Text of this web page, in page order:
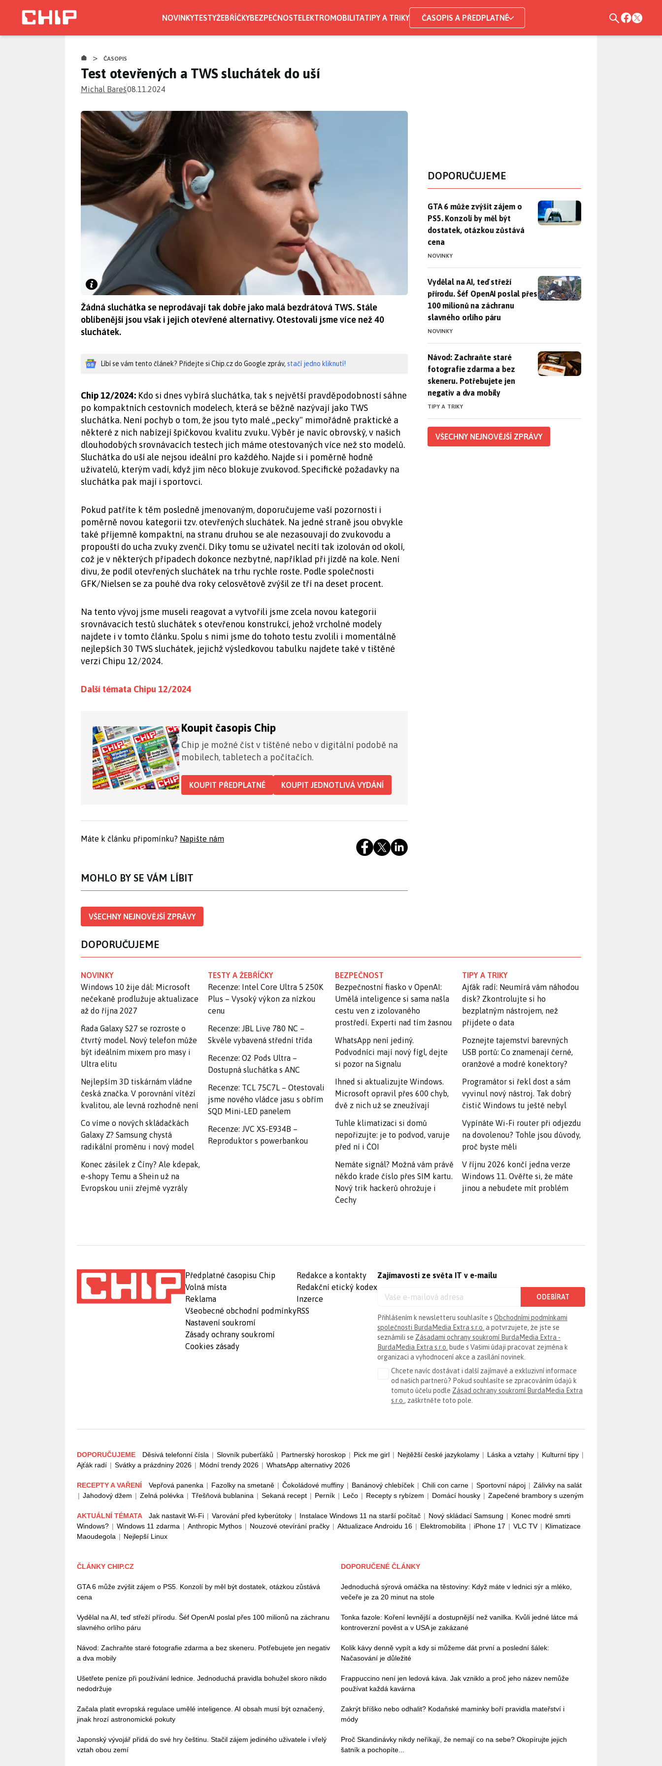
NOVINKYTESTYŽEBŘÍČKYBEZPEČNOSTELEKTROMOBILITATIPY A TRIKY ČASOPIS A PŘEDPLATNÉ
> ČASOPIS
Test otevřených a TWS sluchátek do uší
Michal Bareš08.11.2024
Žádná sluchátka se neprodávají tak dobře jako malá bezdrátová TWS. Stále
oblíbenější jsou však i jejich otevřené alternativy. Otestovali jsme více než 40
sluchátek.
Líbí se vám tento článek? Přidejte si Chip.cz do Google zpráv, stačí jedno kliknutí!
Chip 12/2024: Kdo si dnes vybírá sluchátka, tak s největší pravděpodobností sáhne
po kompaktních cestovních modelech, která se běžně nazývají jako TWS
sluchátka. Není pochyb o tom, že jsou tyto malé „pecky" mimořádně praktické a
některé z nich nabízejí špičkovou kvalitu zvuku. Výběr je navíc obrovský, v našich
dlouhodobých srovnávacích testech jich máme otestovaných více než sto modelů.
Sluchátka do uší ale nejsou ideální pro každého. Najde si i poměrně hodně
uživatelů, kterým vadí, když jim něco blokuje zvukovod. Specifické požadavky na
sluchátka pak mají i sportovci.
Pokud patříte k těm posledně jmenovaným, doporučujeme vaší pozornosti i
poměrně novou kategorii tzv. otevřených sluchátek. Na jedné straně jsou obvykle
také příjemně kompaktní, na stranu druhou se ale nezasouvají do zvukovodu a
propouští do ucha zvuky zvenčí. Díky tomu se uživatel necítí tak izolován od okolí,
což je v některých případech dokonce nezbytné, například při jízdě na kole. Není
divu, že podíl otevřených sluchátek na trhu rychle roste. Podle společnosti
GFK/Nielsen se za pouhé dva roky celosvětově zvýšil ze tří na deset procent.
Na tento vývoj jsme museli reagovat a vytvořili jsme zcela novou kategorii
srovnávacích testů sluchátek s otevřenou konstrukcí, jehož vrcholné modely
najdete i v tomto článku. Spolu s nimi jsme do tohoto testu zvolili i momentálně
nejlepších 30 TWS sluchátek, jejichž výsledkovou tabulku najdete také v tištěné
verzi Chipu 12/2024.
Další témata Chipu 12/2024
Koupit časopis Chip
Chip je možné číst v tištěné nebo v digitální podobě na
mobilech, tabletech a počítačích.
KOUPIT PŘEDPLATNÉ KOUPIT JEDNOTLIVÁ VYDÁNÍ
Máte k článku připomínku? Napište nám
MOHLO BY SE VÁM LÍBIT
VŠECHNY NEJNOVĚJŠÍ ZPRÁVY
DOPORUČUJEME
GTA 6 může zvýšit zájem o PS5. Konzolí by měl být dostatek,
GTA 6 může zvýšit zájem o
PS5. Konzolí by měl být
dostatek, otázkou zůstává
cena
NOVINKY
Vydělal na AI, teď střeží přírodu. Šéf OpenAI poslal přes 100
Vydělal na AI, teď střeží
přírodu. Šéf OpenAI poslal přes
100 milionů na záchranu
slavného orlího páru
NOVINKY
Návod: Zachraňte staré fotografie zdarma a bez skeneru.
Návod: Zachraňte staré
fotografie zdarma a bez
skeneru. Potřebujete jen
negativ a dva mobily
TIPY A TRIKY
VŠECHNY NEJNOVĚJŠÍ ZPRÁVY
DOPORUČUJEME
NOVINKY
Windows 10 žije dál: Microsoft
nečekaně prodlužuje aktualizace
až do října 2027
Řada Galaxy S27 se rozroste o
čtvrtý model. Nový telefon může
být ideálním mixem pro masy i
Ultra elitu
Nejlepším 3D tiskárnám vládne
česká značka. V porovnání vítězí
kvalitou, ale levná rozhodně není
Co víme o nových skládačkách
Galaxy Z? Samsung chystá
radikální proměnu i nový model
Konec zásilek z Číny? Ale kdepak,
e-shopy Temu a Shein už na
Evropskou unii zřejmě vyzrály
TESTY A ŽEBŘÍČKY
Recenze: Intel Core Ultra 5 250K
Plus – Vysoký výkon za nízkou
cenu
Recenze: JBL Live 780 NC –
Skvěle vybavená střední třída
Recenze: O2 Pods Ultra –
Dostupná sluchátka s ANC
Recenze: TCL 75C7L – Otestovali
jsme nového vládce jasu s obřím
SQD Mini-LED panelem
Recenze: JVC XS-E934B –
Reproduktor s powerbankou
BEZPEČNOST
Bezpečnostní fiasko v OpenAI:
Umělá inteligence si sama našla
cestu ven z izolovaného
prostředí. Experti nad tím žasnou
WhatsApp není jediný.
Podvodníci mají nový fígl, dejte
si pozor na Signalu
Ihned si aktualizujte Windows.
Microsoft opravil přes 600 chyb,
dvě z nich už se zneužívají
Tuhle klimatizaci si domů
nepořizujte: je to podvod, varuje
před ní i ČOI
Nemáte signál? Možná vám právě
někdo krade číslo přes SIM kartu.
Nový trik hackerů ohrožuje i
Čechy
TIPY A TRIKY
Ajťák radí: Neumírá vám náhodou
disk? Zkontrolujte si ho
bezplatným nástrojem, než
přijdete o data
Poznejte tajemství barevných
USB portů: Co znamenají černé,
oranžové a modré konektory?
Programátor si řekl dost a sám
vyvinul nový nástroj. Tak dobrý
čistič Windows tu ještě nebyl
Vypínáte Wi-Fi router při odjezdu
na dovolenou? Tohle jsou důvody,
proč byste měli
V říjnu 2026 končí jedna verze
Windows 11. Ověřte si, že máte
jinou a nebudete mít problém
Předplatné časopisu Chip
Volná místa
Reklama
Všeobecné obchodní podmínky
Nastavení soukromí
Zásady ochrany soukromí
Cookies zásady
Redakce a kontakty
Redakční etický kodex
Inzerce
RSS
Zajímavosti ze světa IT v e-mailu
ODEBÍRAT
Přihlášením k newsletteru souhlasíte s Obchodními podmínkami
společnosti BurdaMedia Extra s.r.o. a potvrzujete, že jste se
seznámili se Zásadami ochrany soukromí BurdaMedia Extra -
BurdaMedia Extra s.r.o. bude s Vašimi údaji pracovat zejména k
organizaci a vyhodnocení akce a zasílání novinek.
Chcete navíc dostávat i další zajímavé a exkluzivní informace
od našich partnerů? Pokud souhlasíte se zpracováním údajů k
tomuto účelu podle Zásad ochrany soukromí BurdaMedia Extra
s.r.o. , zaškrtněte toto pole.
DOPORUČUJEME Děsivá telefonní čísla | Slovník puberťáků | Partnerský horoskop | Pick me girl | Nejtěžší české jazykolamy | Láska a vztahy | Kulturní tipy |
Ajťák radí | Svátky a prázdniny 2026 | Módní trendy 2026 | WhatsApp alternativy 2026
RECEPTY A VAŘENÍ Vepřová panenka | Fazolky na smetaně | Čokoládové muffiny | Banánový chlebíček | Chili con carne | Sportovní nápoj | Zálivky na salát
| Jahodový džem | Zelná polévka | Třešňová bublanina | Sekaná recept | Perník | Lečo | Recepty s rybízem | Domácí housky | Zapečené brambory s uzeným
AKTUÁLNÍ TÉMATA Jak nastavit Wi-Fi | Varování před kyberútoky | Instalace Windows 11 na starší počítač | Nový skládací Samsung | Konec modré smrti
Windows? | Windows 11 zdarma | Anthropic Mythos | Nouzové otevírání pračky | Aktualizace Androidu 16 | Elektromobilita | iPhone 17 | VLC TV | Klimatizace
Maoudegola | Nejlepší Linux
ČLÁNKY CHIP.CZ
GTA 6 může zvýšit zájem o PS5. Konzolí by měl být dostatek, otázkou zůstává
cena
Vydělal na AI, teď střeží přírodu. Šéf OpenAI poslal přes 100 milionů na záchranu
slavného orlího páru
Návod: Zachraňte staré fotografie zdarma a bez skeneru. Potřebujete jen negativ
a dva mobily
Ušetřete peníze při používání lednice. Jednoduchá pravidla bohužel skoro nikdo
nedodržuje
Začala platit evropská regulace umělé inteligence. AI obsah musí být označený,
jinak hrozí astronomické pokuty
Japonský vývojář přidá do své hry češtinu. Stačil zájem jediného uživatele i vřelý
vztah obou zemí
DOPORUČENÉ ČLÁNKY
Jednoduchá sýrová omáčka na těstoviny: Když máte v lednici sýr a mléko,
večeře je za 20 minut na stole
Tonka fazole: Koření levnější a dostupnější než vanilka. Kvůli jedné látce má
kontroverzní pověst a v USA je zakázané
Kolik kávy denně vypít a kdy si můžeme dát první a poslední šálek:
Načasování je důležité
Frappuccino není jen ledová káva. Jak vzniklo a proč jeho název nemůže
používat každá kavárna
Zakrýt bříško nebo odhalit? Kodaňské maminky boří pravidla mateřství i
módy
Proč Skandinávky nikdy neříkají, že nemají co na sebe? Okopírujte jejich
šatník a pochopíte...